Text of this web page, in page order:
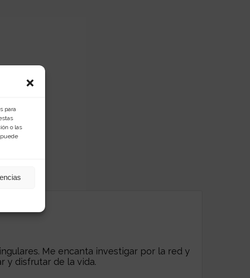
para
o las
Me encanta investigar por la red y
y disfrutar de la vida.